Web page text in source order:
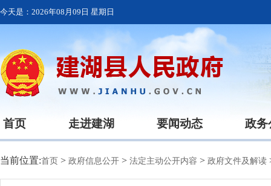
今天是： 2026年08月09日 星期日
首页 走进建湖 要闻动态 政务
当前位置:首页 > 政府信息公开 > 法定主动公开内容 > 政府文件及解读